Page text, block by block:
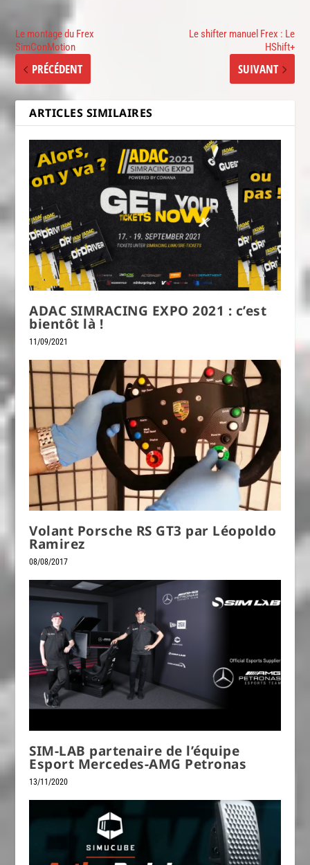
Le montage du Frex
SimConMotion
PRÉCÉDENT
Le shifter manuel Frex : Le
HShift+
SUIVANT
ARTICLES SIMILAIRES
ADAC SIMRACING EXPO 2021 : c’est
bientôt là !
11/09/2021
Volant Porsche RS GT3 par Léopoldo
Ramirez
08/08/2017
SIM-LAB partenaire de l’équipe
Esport Mercedes-AMG Petronas
13/11/2020